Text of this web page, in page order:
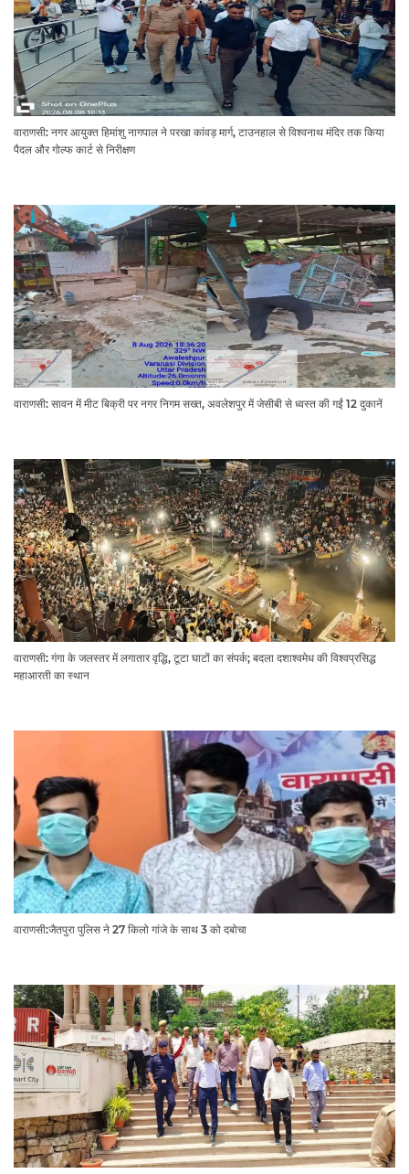
वाराणसी: नगर आयुक्त हिमांशु नागपाल ने परखा कांवड़ मार्ग, टाउनहाल से विश्वनाथ मंदिर तक किया
पैदल और गोल्फ कार्ट से निरीक्षण
वाराणसी: सावन में मीट बिक्री पर नगर निगम सख्त, अवलेशपुर में जेसीबी से ध्वस्त की गईं 12 दुकानें
वाराणसी: गंगा के जलस्तर में लगातार वृद्धि, टूटा घाटों का संपर्क; बदला दशाश्वमेध की विश्वप्रसिद्ध
महाआरती का स्थान
वाराणसी:जैतपुरा पुलिस ने 27 किलो गांजे के साथ 3 को दबोचा